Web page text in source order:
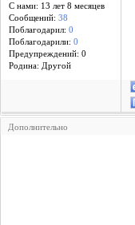
С нами: 13 лет 8 месяцев
Сообщений: 38
Поблагодарил: 0
Поблагодарили: 0
Предупреждений: 0
Родина: Другой
Дополнительно